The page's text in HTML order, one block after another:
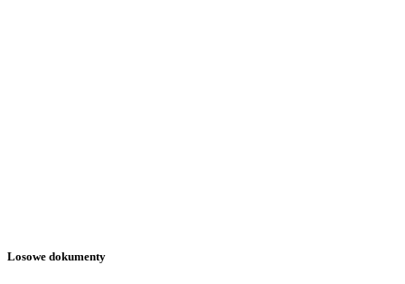
Losowe dokumenty